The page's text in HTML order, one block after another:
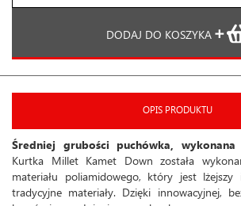
DODAJ DO KOSZYKA
OPIS PRODUKTU
Średniej grubości puchówka,
Kurtka Millet Kamet Down została
materiału poliamidowego, który jest
tradycyjne materiały. Dzięki innowacyjnej,